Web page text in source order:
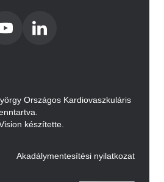
Országos Kardiovaszkuláris
készítette.
Akadálymentesítési nyilatkozat